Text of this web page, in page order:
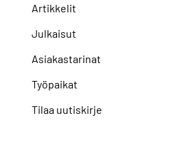
Artikkelit
Julkaisut
Asiakastarinat
Työpaikat
Tilaa uutiskirje